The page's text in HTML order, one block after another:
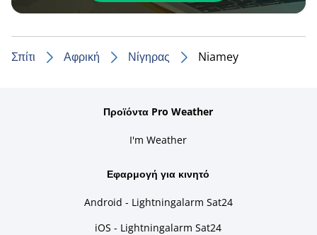
Σπίτι Αφρική Νίγηρας Niamey
Προϊόντα Pro Weather
I'm Weather
Εφαρμογή για κινητό
Android - Lightningalarm Sat24
iOS - Lightningalarm Sat24